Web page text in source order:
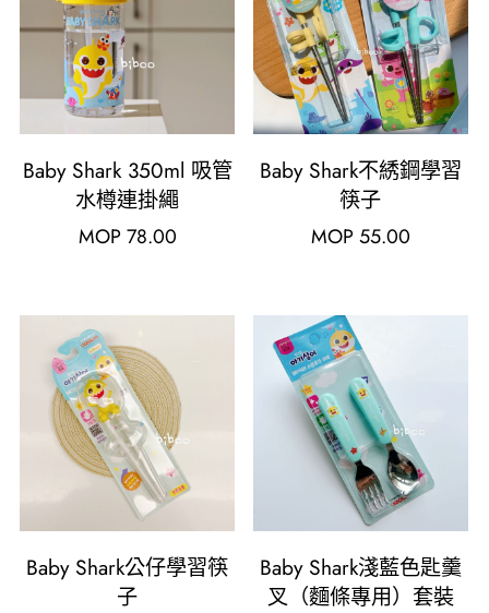
Baby Shark 350ml 吸管
水樽連掛繩
MOP 78.00
Baby Shark不綉鋼學習
筷子
MOP 55.00
Baby Shark公仔學習筷
子
Baby Shark淺藍色匙羹
叉（麵條專用）套裝